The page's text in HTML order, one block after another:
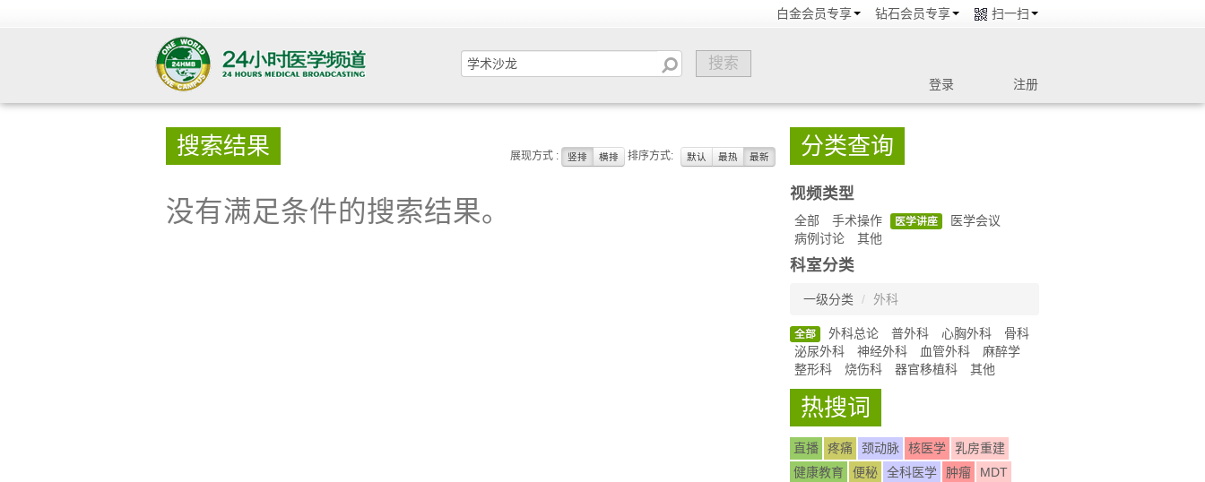
白金会员专享 钻石会员专享 扫一扫
登录 注册
搜索结果 展现方式 : 竖排 横排 排序方式: 默认 最热 最新
没有满足条件的搜索结果。
分类查询
视频类型
全部 手术操作 医学讲座
医学会议
病例讨论
其他
科室分类
一级分类 / 外科
全部 外科总论 普外科 心胸外科
骨科
泌尿外科
神经外科 血管外科
麻醉学
整形科
烧伤科 器官移植科 其他
热搜词
直播 疼痛 颈动脉 核医学
乳房重建
健康教育
便秘 全科医学 肿瘤
MDT